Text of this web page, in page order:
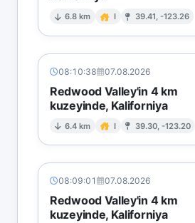
6.8 km I 39.41, -123.26
08:10:38 07.08.2026
Redwood Valley'in 4 km
kuzeyinde, Kaliforniya
6.4 km I 39.30, -123.20
08:09:01 07.08.2026
Redwood Valley'in 4 km
kuzeyinde, Kaliforniya